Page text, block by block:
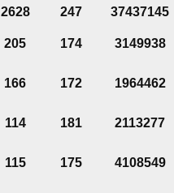
2628 247
37437145
205 174 3149938
166 172 1964462
114 181 2113277
115 175 4108549